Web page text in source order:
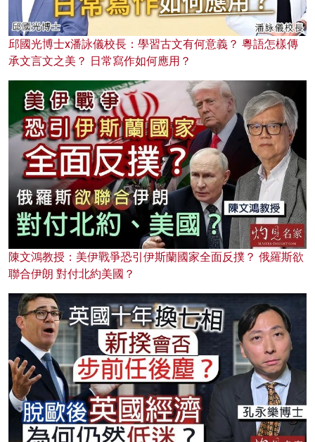
邱國光博士x潘詠儀校長：學習古文有何意義？ 粵語怎樣傳
承文言文之美？ 日常寫作如何應用？
陳文鴻教授：美伊戰爭恐引伊斯蘭國家全面反撲？ 俄羅斯欲
聯合伊朗 對付北約美國？